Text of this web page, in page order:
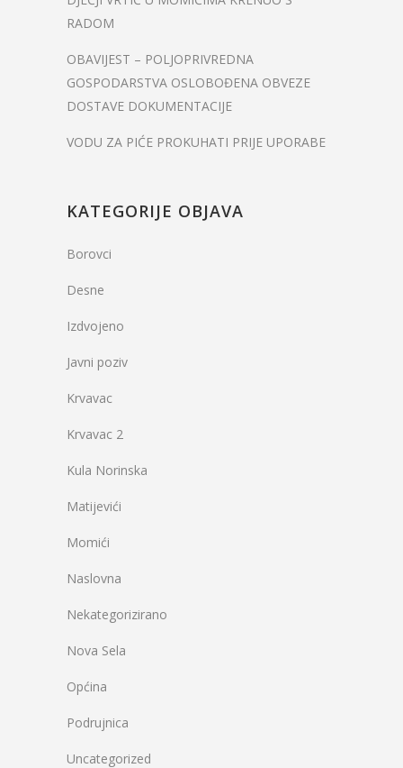
RADOM
OBAVIJEST – POLJOPRIVREDNA
GOSPODARSTVA OSLOBOĐENA OBVEZE
DOSTAVE DOKUMENTACIJE
VODU ZA PIĆE PROKUHATI PRIJE UPORABE
KATEGORIJE OBJAVA
Borovci
Desne
Izdvojeno
Javni poziv
Krvavac
Krvavac 2
Kula Norinska
Matijevići
Momići
Naslovna
Nekategorizirano
Nova Sela
Općina
Podrujnica
Uncategorized